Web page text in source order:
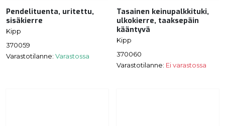
Pendelituenta, uritettu,
sisäkierre
Kipp
370059
Varastotilanne: Varastossa
Tasainen keinupalkkituki,
ulkokierre, taaksepäin
kääntyvä
Kipp
370060
Varastotilanne: Ei varastossa